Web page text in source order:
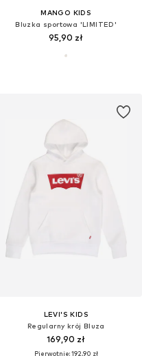
MANGO KIDS
Bluzka sportowa 'LIMITED'
95,90 zł
LEVI'S KIDS
Regularny krój Bluza
169,90 zł
Pierwotnie: 192,90 zł